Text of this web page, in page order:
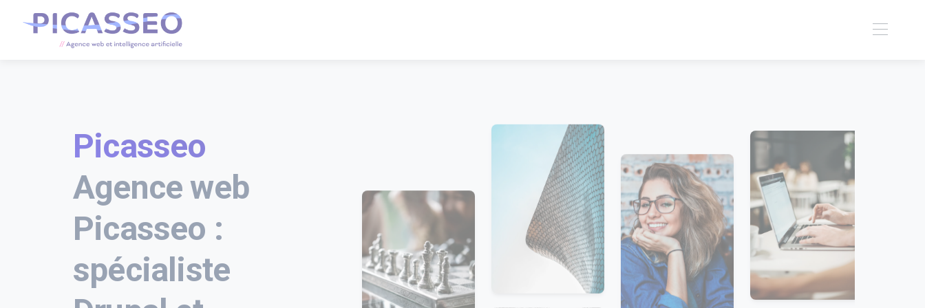
Picasseo
Agence web
Picasseo :
spécialiste